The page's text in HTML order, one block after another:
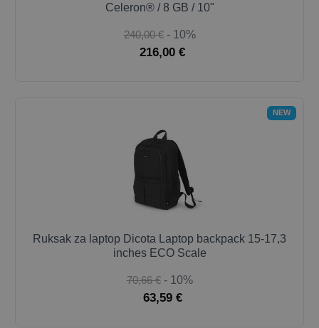
Celeron® / 8 GB / 10"
240,00 € - 10%
216,00 €
NEW
Ruksak za laptop Dicota Laptop backpack 15-17,3
inches ECO Scale
70,66 € - 10%
63,59 €